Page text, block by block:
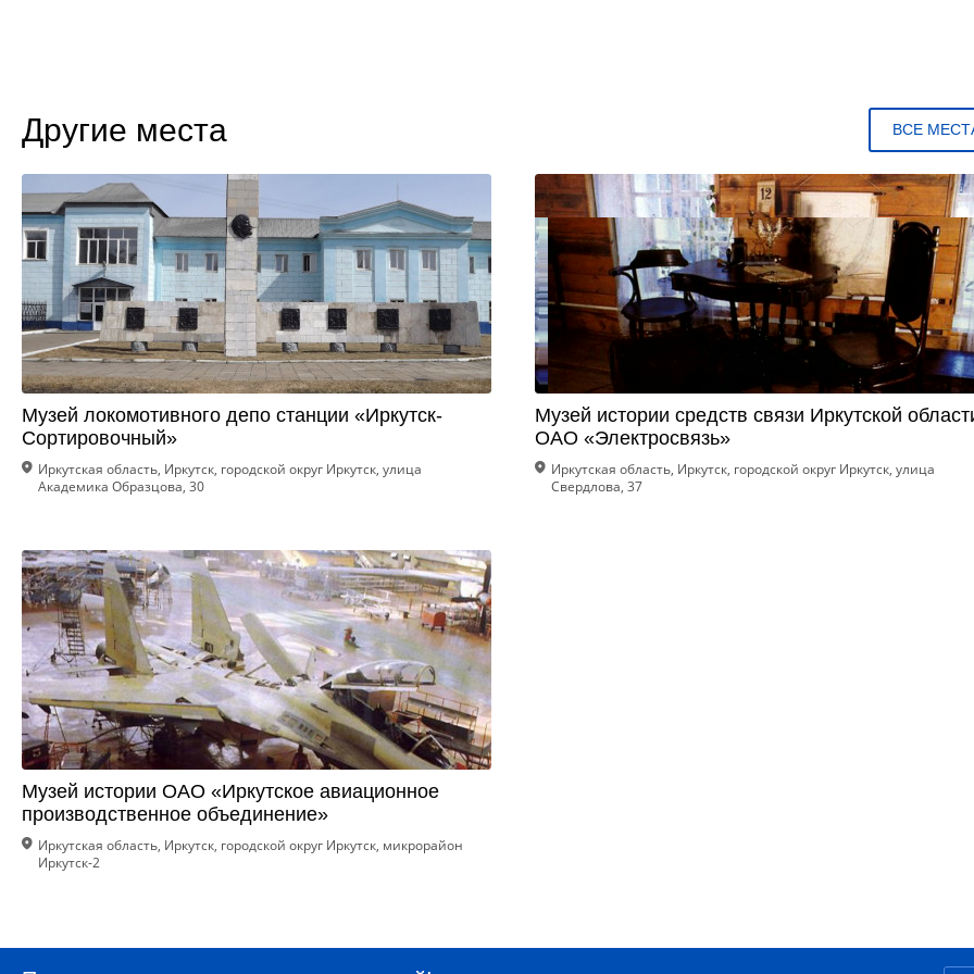
Другие места ВСЕ
Музей локомотивного депо станции «Иркутск-
Сортировочный»
Иркутская область, Иркутск, городской округ Иркутск, улица
Академика Образцова, 30
Музей истории средств связи Иркутской
ОАО «Электросвязь»
Иркутская область, Иркутск, городской округ Иркутск, улица
Свердлова, 37
Музей истории ОАО «Иркутское авиационное
производственное объединение»
Иркутская область, Иркутск, городской округ Иркутск, микрорайон
Иркутск-2